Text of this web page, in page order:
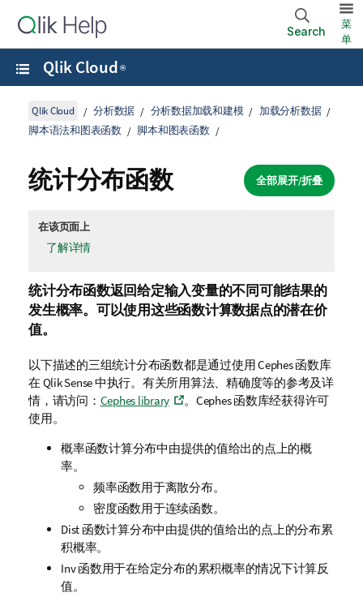
Search
菜
单
Qlik Cloud ®
Qlik Cloud 分析数据 分析数据加载和建模
加载分析数据
脚本语法和图表函数
脚本和图表函数
全部展开/折叠
统计分布函数
在该页面上
了解详情
统计分布函数返回给定输入变量的不同可能结果的
发生概率。可以使用这些函数计算数据点的潜在价
值。
以下描述的三组统计分布函数都是通过使用Cephes函数库
在 Qlik Sense中执行。有关所用算法、精确度等的参考及详
情，请访问： Cephes library 。 Cephes函数库经获得许可
使用。
概率函数计算分布中由提供的值给出的点上的概
率。
频率函数用于离散分布。
密度函数用于连续函数。
Dist 函数计算分布中由提供的值给出的点上的分布累
积概率。
Inv 函数用于在给定分布的累积概率的情况下计算反
值。